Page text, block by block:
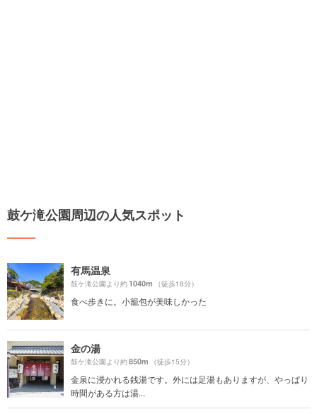
鼓ケ滝公園周辺の人気スポット
有馬温泉
鼓ケ滝公園より約1040m （徒歩18分）
食べ歩きに。小籠包が美味しかった
金の湯
鼓ケ滝公園より約850m （徒歩15分）
金泉に浸かれる銭湯です。外には足湯もありますが、やっぱり
時間がある方は湯...